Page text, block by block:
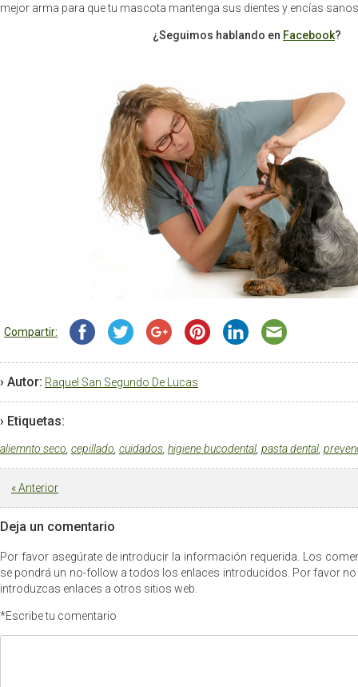
mejor arma para que tu mascota mantenga sus dientes y encías
¿Seguimos hablando en Facebook?
Compartir:
› Autor: Raquel San Segundo De Lucas
› Etiquetas:
aliemnto seco, cepillado, cuidados, higiene bucodental, pasta dental,
«Anterior
Deja un comentario
Por favor asegúrate de introducir la información requerida. Los
se pondrá un no-follow a todos los enlaces introducidos. Por favor
introduzcas enlaces a otros sitios web.
*Escribe tu comentario